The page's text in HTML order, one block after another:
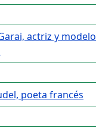
actriz y modelo
poeta francés